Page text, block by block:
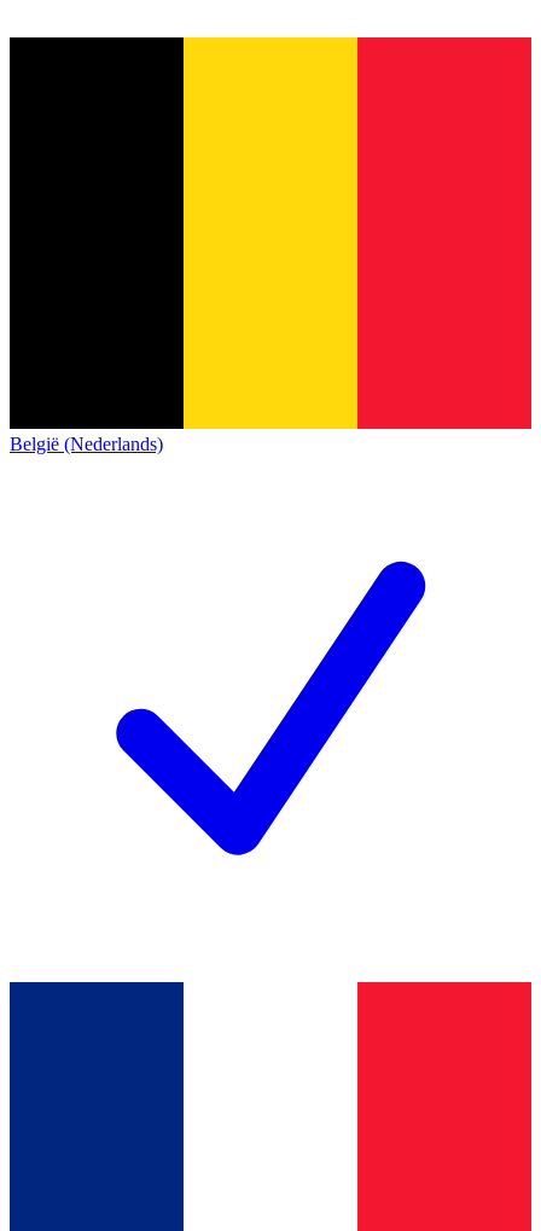
België (Nederlands)